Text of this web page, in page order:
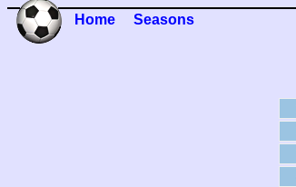
Home Seasons